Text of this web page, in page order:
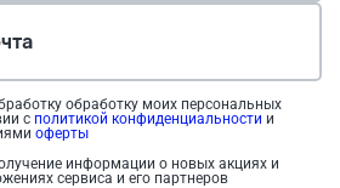
обработку моих персональных
с политикой конфиденциальности и
оферты
информации о новых акциях и
сервиса и его партнеров